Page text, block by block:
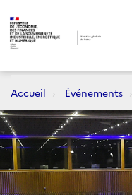
Accueil Événements